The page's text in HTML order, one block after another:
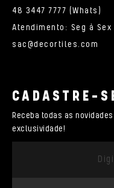
48 3447 7777 (Whats)
Atendimento: Seg à
sac@decortiles.com
CADASTRE-
Receba todas as
exclusividade!